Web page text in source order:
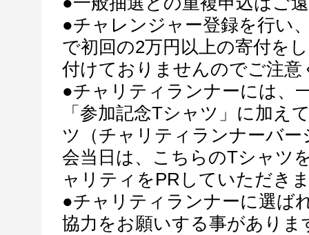
●チャレンジャー登録を行い
で初回の2万円以上の寄付を
付けておりませんのでご注意
●チャリティランナーには、
「参加記念Tシャツ」に加え
ツ（チャリティランナーバー
会当日は、こちらのTシャツ
ャリティをPRしていただき
●チャリティランナーに選ば
協力をお願いする事があり